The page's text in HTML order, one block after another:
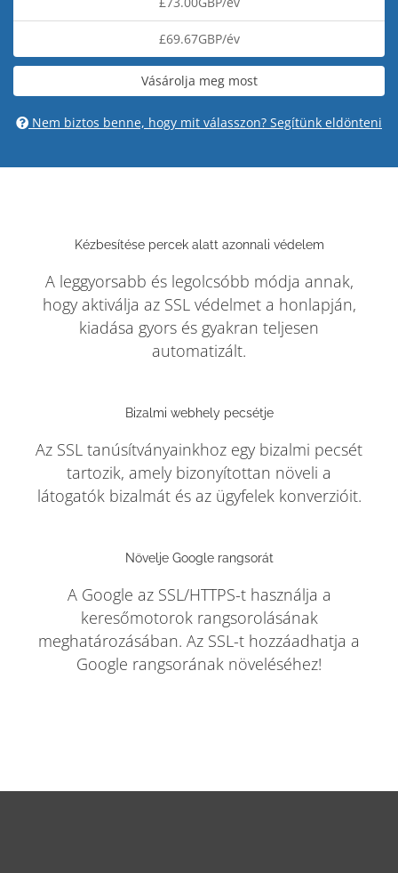
£69.67GBP/év
Vásárolja meg most
Nem biztos benne, hogy mit válasszon? Segítünk eldönteni
Kézbesítése percek alatt azonnali védelem
A leggyorsabb és legolcsóbb módja annak,
hogy aktiválja az SSL védelmet a honlapján,
kiadása gyors és gyakran teljesen
automatizált.
Bizalmi webhely pecsétje
Az SSL tanúsítványainkhoz egy bizalmi pecsét
tartozik, amely bizonyítottan növeli a
látogatók bizalmát és az ügyfelek konverzióit.
Növelje Google rangsorát
A Google az SSL/HTTPS-t használja a
keresőmotorok rangsorolásának
meghatározásában. Az SSL-t hozzáadhatja a
Google rangsorának növeléséhez!